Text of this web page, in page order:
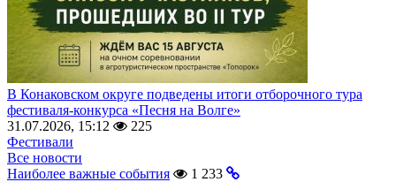
В Конаковском округе подведены итоги отборочного тура
фестиваля-конкурса «Песня на Волге»
31.07.2026, 15:12
225
Фестивали
Все новости
Наиболее важные события
1 233